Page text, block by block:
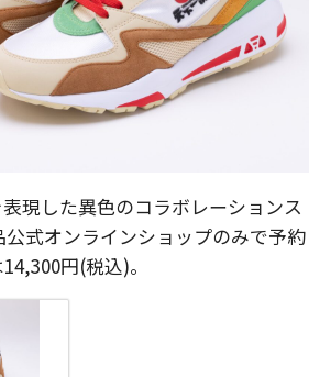
現した異色のコラボレーションス
式オンラインショップのみで予約
円(税込)。